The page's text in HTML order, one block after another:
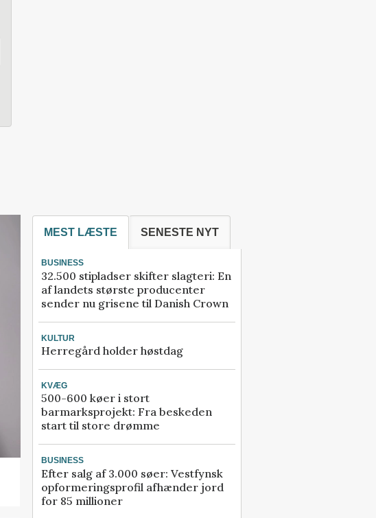
MEST LÆSTE SENESTE NYT
BUSINESS
32.500 stipladser skifter slagteri: En
af landets største producenter
sender nu grisene til Danish Crown
KULTUR
Herregård holder høstdag
KVÆG
500-600 køer i stort
barmarksprojekt: Fra beskeden
start til store drømme
BUSINESS
Efter salg af 3.000 søer: Vestfynsk
opformeringsprofil afhænder jord
for 85 millioner